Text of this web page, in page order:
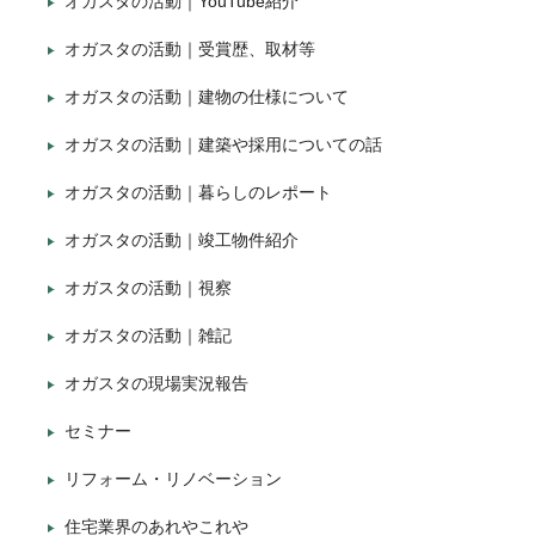
オガスタの活動｜受賞歴、取材等
オガスタの活動｜建物の仕様について
オガスタの活動｜建築や採用についての話
オガスタの活動｜暮らしのレポート
オガスタの活動｜竣工物件紹介
オガスタの活動｜視察
オガスタの活動｜雑記
オガスタの現場実況報告
セミナー
リフォーム・リノベーション
住宅業界のあれやこれや